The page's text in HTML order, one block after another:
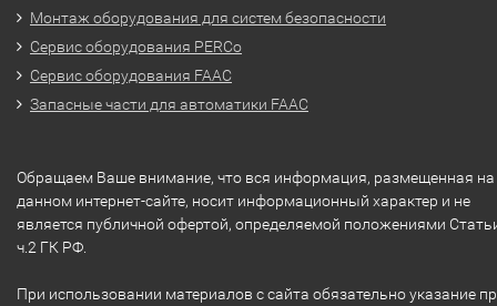
Монтаж оборудования для систем безопасности
Сервис оборудования PERCo
Сервис оборудования FAAC
Запасные части для автоматики FAAC
Обращаем Ваше внимание, что вся информация, размещенная на
данном интернет-сайте, носит информационный характер и не
является публичной офертой, определяемой положениями
ч.2 ГК РФ.
При использовании материалов с сайта обязательно указание